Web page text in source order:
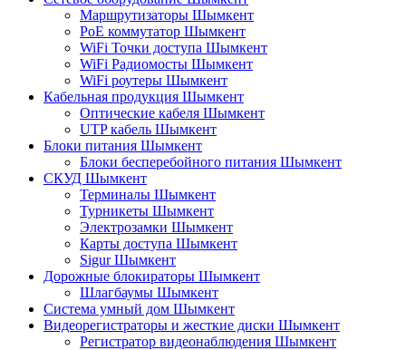
Маршрутизаторы Шымкент
PoE коммутатор Шымкент
WiFi Точки доступа Шымкент
WiFi Радиомосты Шымкент
WiFi роутеры Шымкент
Кабельная продукция Шымкент
Оптические кабеля Шымкент
UTP кабель Шымкент
Блоки питания Шымкент
Блоки бесперебойного питания Шымкент
СКУД Шымкент
Терминалы Шымкент
Турникеты Шымкент
Электрозамки Шымкент
Карты доступа Шымкент
Sigur Шымкент
Дорожные блокираторы Шымкент
Шлагбаумы Шымкент
Система умный дом Шымкент
Видеорегистраторы и жесткие диски Шымкент
Регистратор видеонаблюдения Шымкент